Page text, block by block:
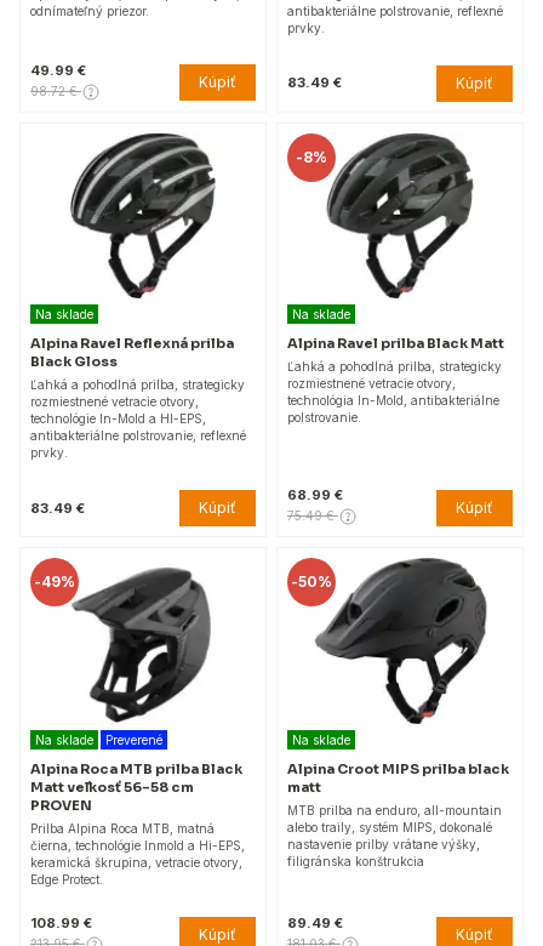
odnímateľný priezor.
49.99 €
98.72 € Kúpiť
antibakteriálne polstrovanie, reflexné
prvky.
83.49 € Kúpiť
Na sklade
Alpina Ravel Reflexná prilba
Black Gloss
Ľahká a pohodlná prilba, strategicky
rozmiestnené vetracie otvory,
technológie In-Mold a HI-EPS,
antibakteriálne polstrovanie, reflexné
prvky.
83.49 € Kúpiť
-8%
Na sklade
Alpina Ravel prilba Black Matt
Ľahká a pohodlná prilba, strategicky
rozmiestnené vetracie otvory,
technológia In-Mold, antibakteriálne
polstrovanie.
68.99 €
75.49 € Kúpiť
-49%
Na sklade Preverené
Alpina Roca MTB prilba Black
Matt veľkosť 56-58 cm
PROVEN
Prilba Alpina Roca MTB, matná
čierna, technológie Inmold a Hi-EPS,
keramická škrupina, vetracie otvory,
Edge Protect.
108.99 €
213.95 € Kúpiť
-50%
Na sklade
Alpina Croot MIPS prilba black
matt
MTB prilba na enduro, all-mountain
alebo traily, systém MIPS, dokonalé
nastavenie prilby vrátane výšky,
filigránska konštrukcia
89.49 €
181.03 € Kúpiť